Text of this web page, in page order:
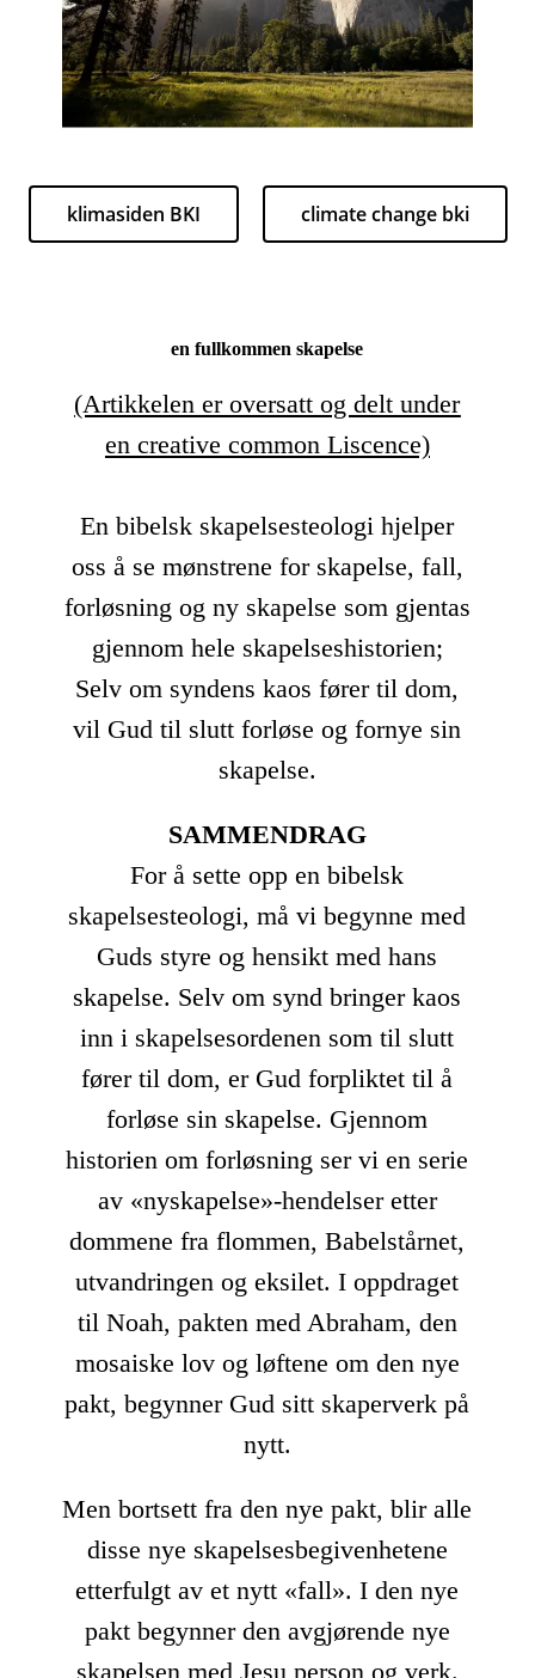
klimasiden BKI climate change bki
en fullkommen skapelse
(Artikkelen er oversatt og delt under
en creative common Liscence)
En bibelsk skapelsesteologi hjelper
oss å se mønstrene for skapelse, fall,
forløsning og ny skapelse som gjentas
gjennom hele skapelseshistorien;
Selv om syndens kaos fører til dom,
vil Gud til slutt forløse og fornye sin
skapelse.
SAMMENDRAG
For å sette opp en bibelsk
skapelsesteologi, må vi begynne med
Guds styre og hensikt med hans
skapelse. Selv om synd bringer kaos
inn i skapelsesordenen som til slutt
fører til dom, er Gud forpliktet til å
forløse sin skapelse. Gjennom
historien om forløsning ser vi en serie
av «nyskapelse»-hendelser etter
dommene fra flommen, Babelstårnet,
utvandringen og eksilet. I oppdraget
til Noah, pakten med Abraham, den
mosaiske lov og løftene om den nye
pakt, begynner Gud sitt skaperverk på
nytt.
Men bortsett fra den nye pakt, blir alle
disse nye skapelsesbegivenhetene
etterfulgt av et nytt «fall». I den nye
pakt begynner den avgjørende nye
skapelsen med Jesu person og verk.